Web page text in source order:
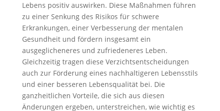
Lebens positiv auswirken. Diese Maßnahmen führen
zu einer Senkung des Risikos für schwere
Erkrankungen, einer Verbesserung der mentalen
Gesundheit und fördern insgesamt ein
ausgeglicheneres und zufriedeneres Leben.
Gleichzeitig tragen diese Verzichtsentscheidungen
auch zur Förderung eines nachhaltigeren Lebensstils
und einer besseren Lebensqualität bei. Die
ganzheitlichen Vorteile, die sich aus diesen
Änderungen ergeben, unterstreichen, wie wichtig es